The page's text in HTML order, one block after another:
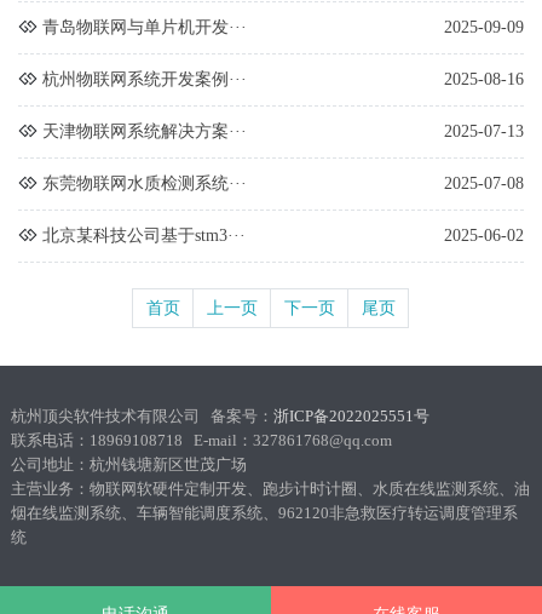
青岛物联网与单片机开发··· 2025-09-09
杭州物联网系统开发案例··· 2025-08-16
天津物联网系统解决方案··· 2025-07-13
东莞物联网水质检测系统··· 2025-07-08
北京某科技公司基于stm3··· 2025-06-02
首页 上一页 下一页 尾页
杭州顶尖软件技术有限公司 备案号： 浙ICP备2022025551号
联系电话：18969108718 E-mail：327861768@qq.com
公司地址：杭州钱塘新区世茂广场
主营业务：物联网软硬件定制开发、跑步计时计圈、水质在线监测系统、油
烟在线监测系统、车辆智能调度系统、962120非急救医疗转运调度管理系
统